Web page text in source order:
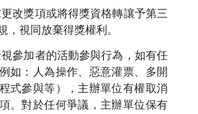
改獎項或將得獎資格轉讓予第三
，視同放棄得獎權利。
參加者的活動參與行為，如有任
如：人為操作、惡意灌票、多開
式參與等），主辦單位有權取消
。對於任何爭議，主辦單位保有